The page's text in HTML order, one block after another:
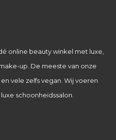
online beauty winkel met luxe,
up. De meeste van onze
vele zelfs vegan. Wij voeren
schoonheidssalon.